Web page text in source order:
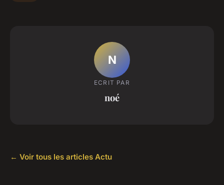
N
ECRIT PAR
noé
← Voir tous les articles Actu